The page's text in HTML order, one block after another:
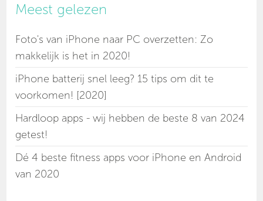
Meest gelezen
Foto's van iPhone naar PC overzetten: Zo
makkelijk is het in 2020!
iPhone batterij snel leeg? 15 tips om dit te
voorkomen! [2020]
Hardloop apps - wij hebben de beste 8 van 2024
getest!
Dé 4 beste fitness apps voor iPhone en Android
van 2020